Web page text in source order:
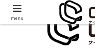
menu